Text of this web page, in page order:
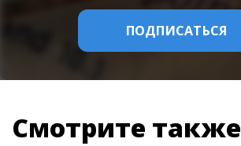
Смотрите также